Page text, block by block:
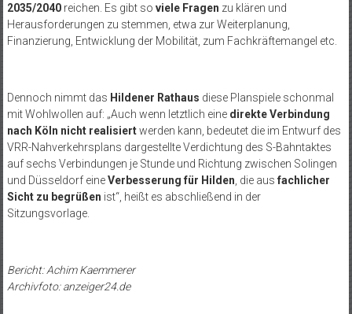
2035/2040reichen. Es gibt so viele Fragen zu klären und
Herausforderungen zu stemmen, etwa zur Weiterplanung,
Finanzierung, Entwicklung der Mobilität, zum Fachkräftemangel etc.
Dennoch nimmt das Hildener Rathaus diese Planspiele schonmal
mit Wohlwollen auf: „Auch wenn letztlich eine direkte Verbindung
nach Köln nicht realisiertwerden kann, bedeutet die im Entwurf des
VRR-Nahverkehrsplans dargestellte Verdichtung des S-Bahntaktes
auf sechs Verbindungen je Stunde und Richtung zwischen Solingen
und Düsseldorf eineVerbesserung für Hilden , die aus fachlicher
Sicht zu begrüßen ist“, heißt es abschließend in der
Sitzungsvorlage.
Bericht: Achim Kaemmerer
Archivfoto: anzeiger24.de